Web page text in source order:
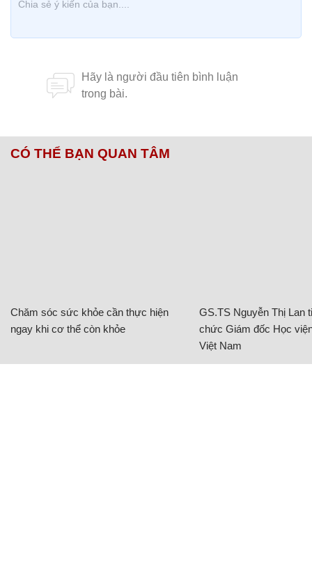
CÓ THỂ BẠN QUAN TÂM
Chăm sóc sức khỏe cần thực hiện
ngay khi cơ thể còn khỏe
GS.TS Nguyễn Thị Lan
chức Giám đốc Học
Việt Nam